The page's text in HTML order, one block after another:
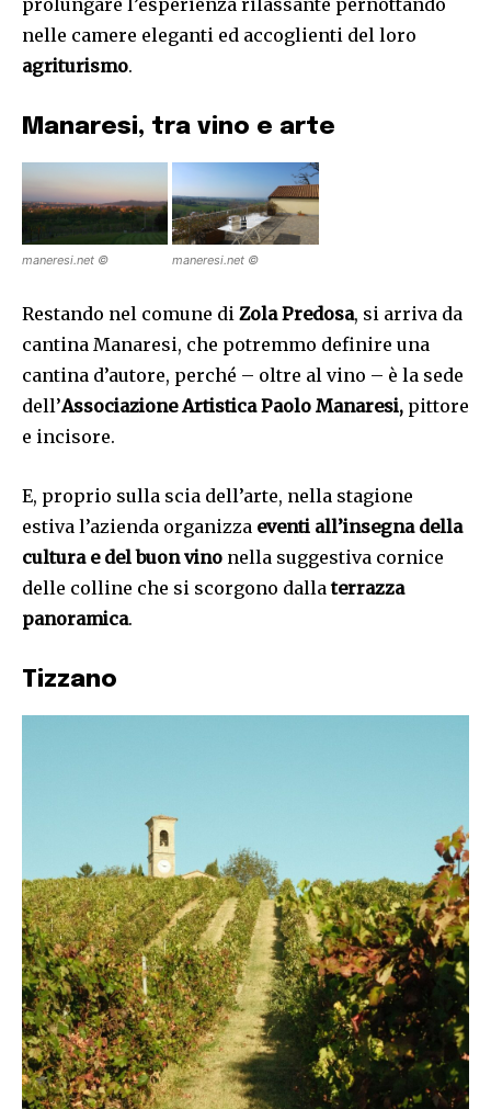
prolungare l’esperienza rilassante pernottando
nelle camere eleganti ed accoglienti del loro
agriturismo.
Manaresi, tra vino e arte
maneresi.net © maneresi.net ©
Restando nel comune di Zola Predosa, si arriva da
cantina Manaresi, che potremmo definire una
cantina d’autore, perché – oltre al vino – è la sede
dell’Associazione Artistica Paolo Manaresi, pittore
e incisore.
E, proprio sulla scia dell’arte, nella stagione
estiva l’azienda organizza eventi all’insegna della
cultura e del buon vino nella suggestiva cornice
delle colline che si scorgono dallaterrazza
panoramica.
Tizzano